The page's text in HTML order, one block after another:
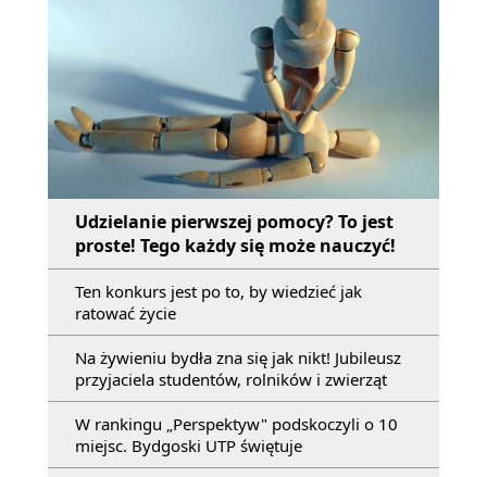
Udzielanie pierwszej pomocy? To jest
proste! Tego każdy się może nauczyć!
Ten konkurs jest po to, by wiedzieć jak
ratować życie
Na żywieniu bydła zna się jak nikt! Jubileusz
przyjaciela studentów, rolników i zwierząt
W rankingu „Perspektyw" podskoczyli o 10
miejsc. Bydgoski UTP świętuje